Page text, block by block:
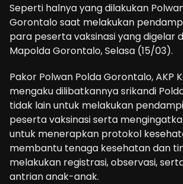
Seperti halnya yang dilakukan
Gorontalo saat melakukan
para peserta vaksinasi yang digelar
Mapolda Gorontalo, Selasa (15/03).
Pakor Polwan Polda Gorontalo, AKP
mengaku dilibatkannya srikandi
tidak lain untuk melakukan
peserta vaksinasi serta
untuk menerapkan protokol
membantu tenaga kesehatan dan
melakukan registrasi, observasi,
antrian anak-anak.